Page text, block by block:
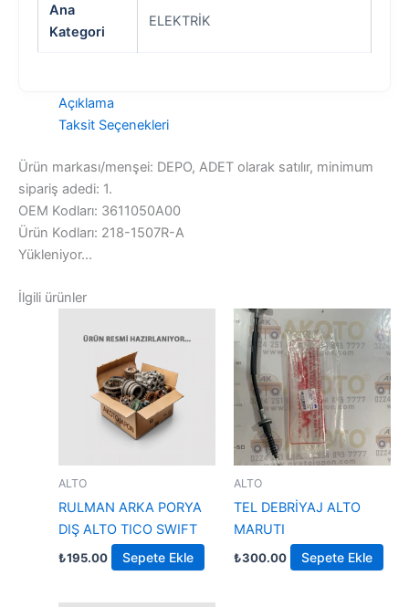
Ana
Kategori
ELEKTRİK
Açıklama
Taksit Seçenekleri
Ürün markası/menşei: DEPO, ADET olarak satılır, minimum
sipariş adedi: 1.
OEM Kodları: 3611050A00
Ürün Kodları: 218-1507R-A
Yükleniyor...
İlgili ürünler
ALTO
RULMAN ARKA PORYA
DIŞ ALTO TICO SWIFT
₺195.00 Sepete Ekle
ALTO
TEL DEBRİYAJ ALTO
MARUTI
₺300.00 Sepete Ekle